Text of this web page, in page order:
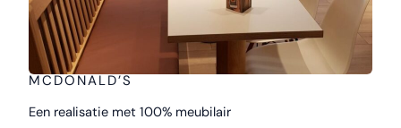
MCDONALD’S
Een realisatie met 100% meubilair